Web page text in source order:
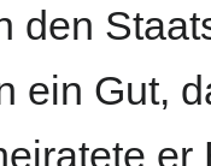
den
ein Gut,
er